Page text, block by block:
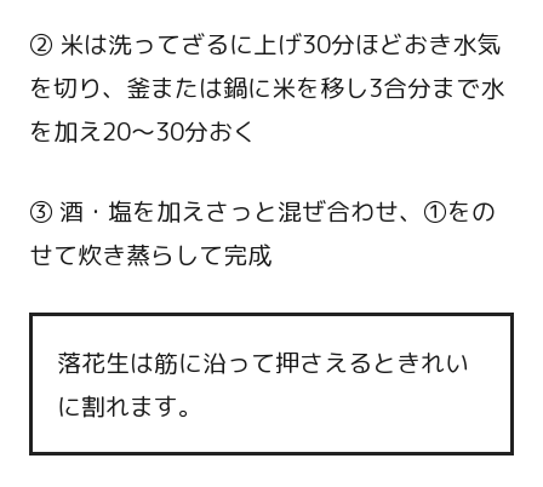
② 米は洗ってざるに上げ30分ほどおき水気
を切り、釜または鍋に米を移し3合分まで水
を加え20～30分おく
③ 酒・塩を加えさっと混ぜ合わせ、①をの
せて炊き蒸らして完成
落花生は筋に沿って押さえるときれい
に割れます。